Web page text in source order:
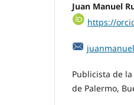
Juan Manuel
https://
Publicista de
de Palermo,